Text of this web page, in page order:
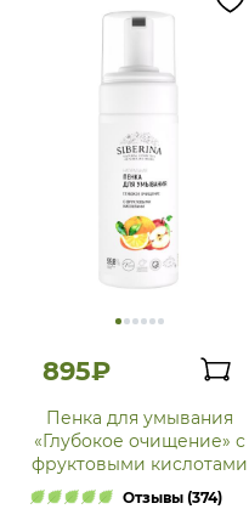
895₽
Пенка для умывания
«Глубокое очищение» с
фруктовыми кислотами
Отзывы (374)